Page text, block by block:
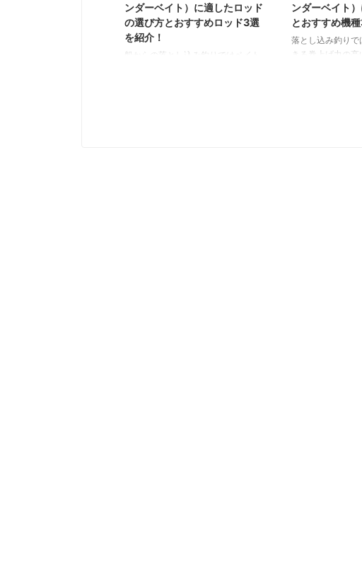
ンダーベイト）に適したロッド
の選び方とおすすめロッド3選
を紹介！
船からの落とし込み釣りではベイト
ンダーベイト
とおすすめ機
落とし込み釣り
きる巻上げ力の高